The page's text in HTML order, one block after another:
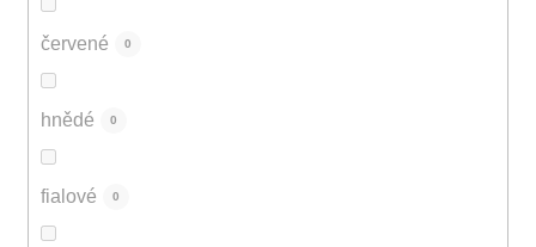
červené 0
hnědé 0
fialové 0